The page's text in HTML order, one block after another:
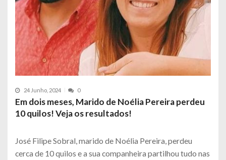
24 Junho, 2024 0
Em dois meses, Marido de Noélia Pereira perdeu
10 quilos! Veja os resultados!
José Filipe Sobral, marido de Noélia Pereira, perdeu
cerca de 10 quilos e a sua companheira partilhou tudo nas